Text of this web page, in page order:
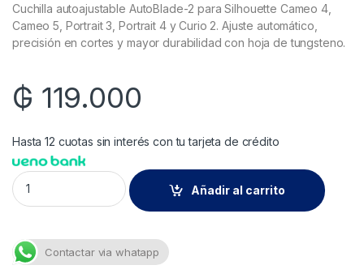
Cuchilla autoajustable AutoBlade-2 para Silhouette Cameo 4,
Cameo 5, Portrait 3, Portrait 4 y Curio 2. Ajuste automático,
precisión en cortes y mayor durabilidad con hoja de tungsteno.
₲ 119.000
Hasta 12 cuotas sin interés con tu tarjeta de crédito
Silh-blade-auto2/ Silhouette Cameo 4 Cuchilla Auto quantity
Añadir al carrito
Contactar via whatapp